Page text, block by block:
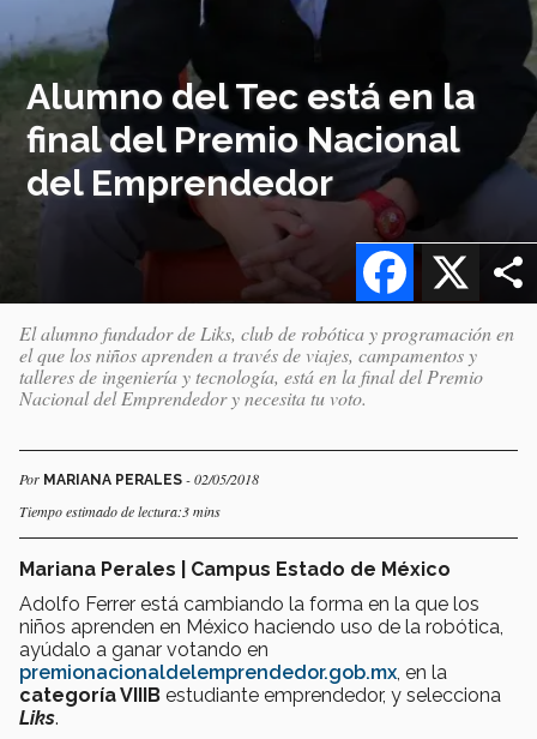
Alumno del Tec está en la
final del Premio Nacional
del Emprendedor
X
Facebook
El alumno fundador de Liks, club de robótica y programación en
el que los niños aprenden a través de viajes, campamentos y
talleres de ingeniería y tecnología, está en la final del Premio
Nacional del Emprendedor y necesita tu voto.
Por MARIANA PERALES - 02/05/2018
Tiempo estimado de lectura:3 mins
Mariana Perales | Campus Estado de México
Adolfo Ferrer está cambiando la forma en la que los
niños aprenden en México haciendo uso de la robótica,
ayúdalo a ganar votando en
premionacionaldelemprendedor.gob.mx , en la
categoría VIIIB estudiante emprendedor, y selecciona
Liks.